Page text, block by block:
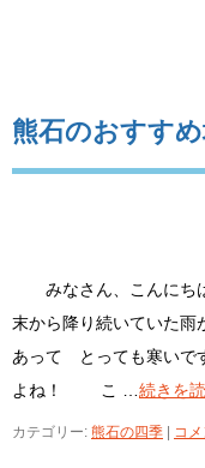
熊石のおすすめ
みなさん、こんに
末から降り続いていた
あって とっても寒い
よね！ こ … 続きを
カテゴリー: 熊石の四季 コ